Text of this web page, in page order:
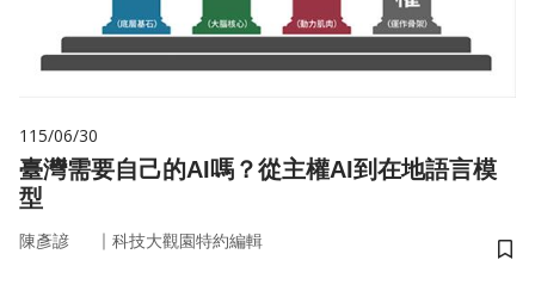
115/06/30
臺灣需要自己的AI嗎？從主權AI到在地語言模
型
陳彥諺 ｜ 科技大觀園特約編輯
儲